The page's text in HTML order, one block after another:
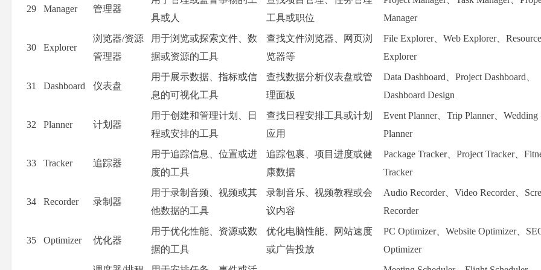
29 Manager 管理器
具或人
工具或职位
Manager
30 Explorer
浏览器/资源
管理器
用于浏览或探索文件、数
据或资源的工具
查找文件浏览器、网页浏
览器等
File Explorer、Web Explorer、Resource
Explorer
31 Dashboard 仪表盘
用于展示数据、指标或信
息的可视化工具
查找数据分析仪表盘或管
理面板
Data Dashboard、Project Dashboard、
Dashboard Design
32 Planner 计划器
用于创建和管理计划、日
程或安排的工具
查找日程安排工具或计划
应用
Event Planner、Trip Planner、Wedding
Planner
33 Tracker 追踪器
用于追踪信息、位置或进
度的工具
追踪包裹、项目进度或健
康数据
Package Tracker、Project Tracker、
Tracker
34 Recorder 录制器
用于录制音频、视频或其
他数据的工具
录制音乐、视频教程或会
议内容
Audio Recorder、Video Recorder、
Recorder
35 Optimizer 优化器
用于优化性能、资源或数
据的工具
优化电脑性能、网站速度
或广告投放
PC Optimizer、Website Optimizer、
Optimizer